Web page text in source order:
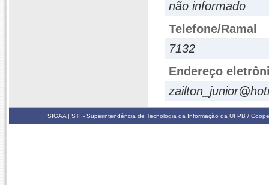
não informado
Telefone/Ramal
7132
Endereço
SIGAA | STI - Superintendência de Tecnologia da Informação da UFPB /